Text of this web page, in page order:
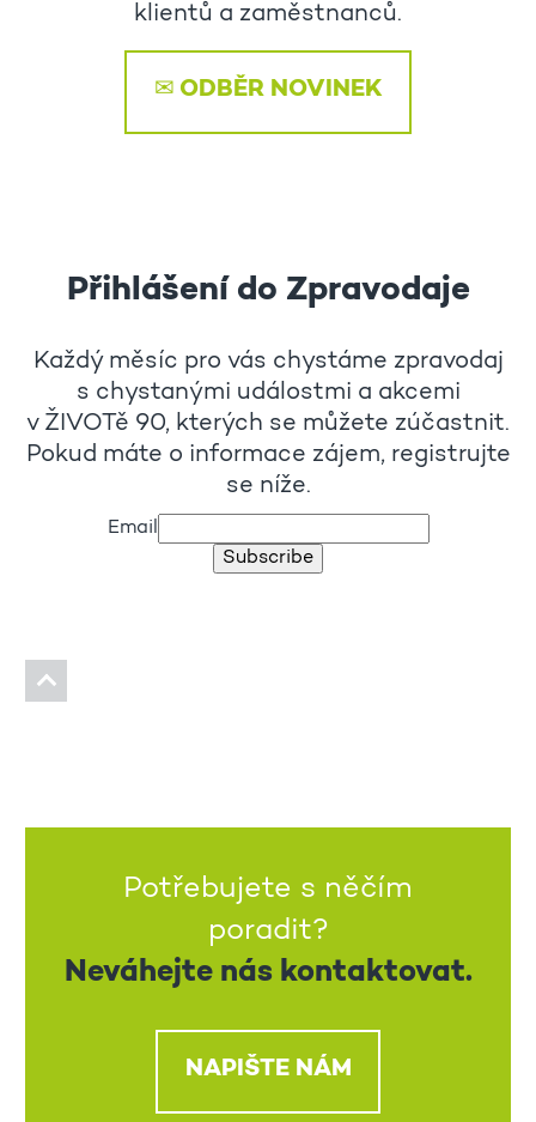
klientů a zaměstnanců.
✉ ODBĚR NOVINEK
Přihlášení do Zpravodaje
Každý měsíc pro vás chystáme zpravodaj
s chystanými událostmi a akcemi
v ŽIVOTě 90, kterých se můžete zúčastnit.
Pokud máte o informace zájem, registrujte
se níže.
Email
Subscribe
Potřebujete s něčím
poradit?
Neváhejte nás kontaktovat.
NAPIŠTE NÁM